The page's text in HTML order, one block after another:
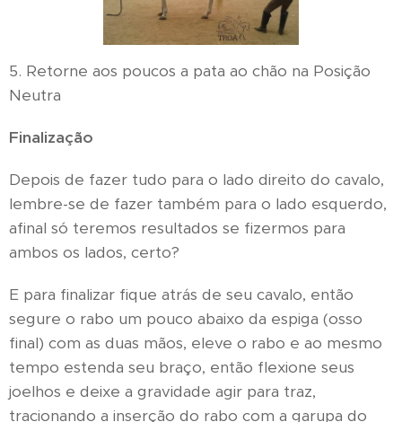
5. Retorne aos poucos a pata ao chão na Posição
Neutra
Finalização
Depois de fazer tudo para o lado direito do cavalo,
lembre-se de fazer também para o lado esquerdo,
afinal só teremos resultados se fizermos para
ambos os lados, certo?
E para finalizar fique atrás de seu cavalo, então
segure o rabo um pouco abaixo da espiga (osso
final) com as duas mãos, eleve o rabo e ao mesmo
tempo estenda seu braço, então flexione seus
joelhos e deixe a gravidade agir para traz,
tracionando a inserção do rabo com a garupa do